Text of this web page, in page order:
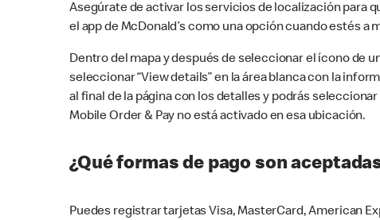
Asegúrate de activar los servicios de localización para
el app de McDonald’s como una opción cuando estés
Dentro del mapa y después de seleccionar el ícono de
seleccionar “View details” en la área blanca con la
al final de la página con los detalles y podrás
Mobile Order & Pay no está activado en esa ubicación.
¿Qué formas de pago son
Puedes registrar tarjetas Visa, MasterCard, American